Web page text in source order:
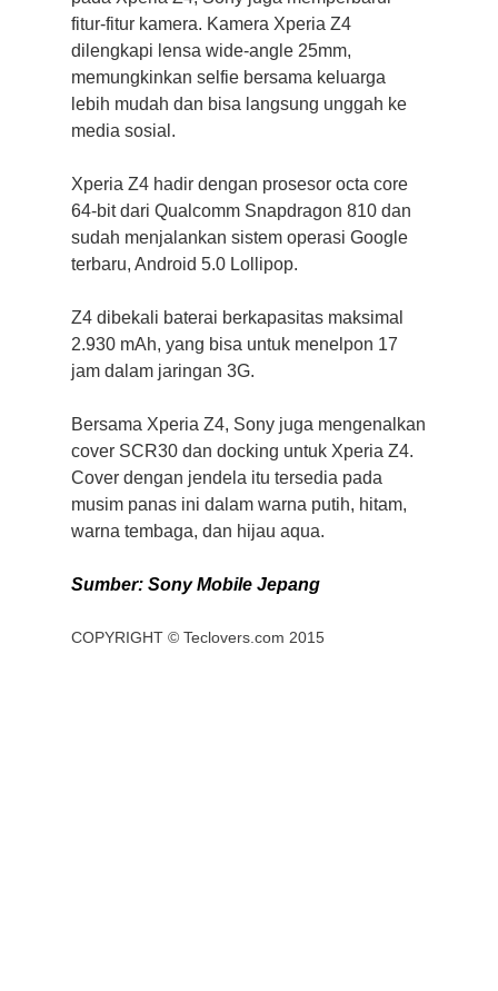
fitur-fitur kamera. Kamera Xperia Z4
dilengkapi lensa wide-angle 25mm,
memungkinkan selfie bersama keluarga
lebih mudah dan bisa langsung unggah ke
media sosial.
Xperia Z4 hadir dengan prosesor octa core
64-bit dari Qualcomm Snapdragon 810 dan
sudah menjalankan sistem operasi Google
terbaru, Android 5.0 Lollipop.
Z4 dibekali baterai berkapasitas maksimal
2.930 mAh, yang bisa untuk menelpon 17
jam dalam jaringan 3G.
Bersama Xperia Z4, Sony juga mengenalkan
cover SCR30 dan docking untuk Xperia Z4.
Cover dengan jendela itu tersedia pada
musim panas ini dalam warna putih, hitam,
warna tembaga, dan hijau aqua.
Sumber: Sony Mobile Jepang
COPYRIGHT © Teclovers.com 2015